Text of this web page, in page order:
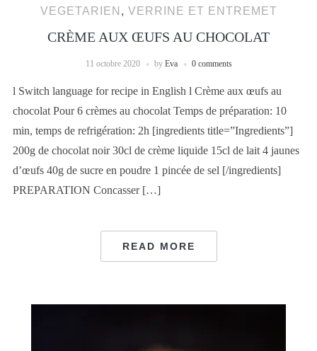
VEGETARIEN , VERRINE ET ENTREMET
CRÈME AUX ŒUFS AU CHOCOLAT
11 octobre 2020 by Eva 0 comments
l Switch language for recipe in English l Crème aux œufs au
chocolat Pour 6 crèmes au chocolat Temps de préparation: 10
min, temps de refrigération: 2h [ingredients title=”Ingredients”]
200g de chocolat noir 30cl de crème liquide 15cl de lait 4 jaunes
d’œufs 40g de sucre en poudre 1 pincée de sel [/ingredients]
PREPARATION Concasser […]
READ MORE